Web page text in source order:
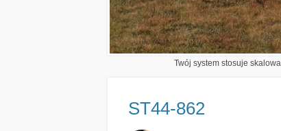
Twój system stosuje
ST44-862